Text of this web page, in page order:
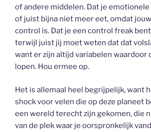
of andere middelen. Dat je
of juist bijna niet meer eet, omdat
control is. Dat je een control freak
terwijl juist jij moet weten dat dat
want er zijn altijd variabelen waardoor
lopen. Hou ermee op.
Het is allemaal heel begrijpelijk, want
shock voor velen die op deze planeet
een wereld terecht zijn gekomen, die
van de plek waar je oorspronkelijk